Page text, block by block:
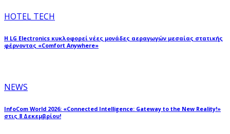
HOTEL TECH
Η LG Electronics κυκλοφορεί νέες μονάδες αεραγωγών μεσαίας στατικής
φέρνοντας «Comfort Anywhere»
NEWS
InfoCom World 2026: «Connected Intelligence: Gateway to the New Reality!»
στις 8 Δεκεμβρίου!